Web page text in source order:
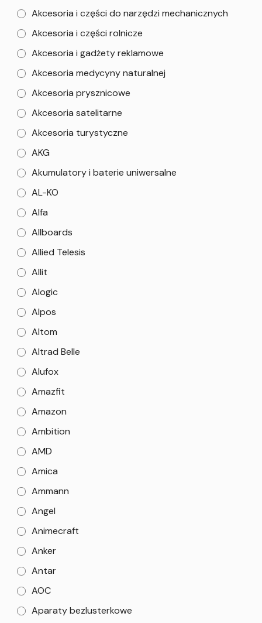
Akcesoria i części do narzędzi mechanicznych
Akcesoria i części rolnicze
Akcesoria i gadżety reklamowe
Akcesoria medycyny naturalnej
Akcesoria prysznicowe
Akcesoria satelitarne
Akcesoria turystyczne
AKG
Akumulatory i baterie uniwersalne
AL-KO
Alfa
Allboards
Allied Telesis
Allit
Alogic
Alpos
Altom
Altrad Belle
Alufox
Amazfit
Amazon
Ambition
AMD
Amica
Ammann
Angel
Animecraft
Anker
Antar
AOC
Aparaty bezlusterkowe